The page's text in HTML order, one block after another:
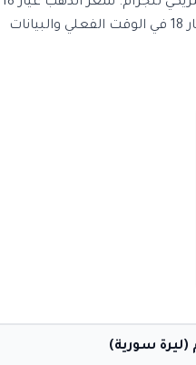
يمثل 75.00% محتوى ذهب خالص، مما يجعله جيد لـ صناعة المجوهرات. ابق على اطلاع بأسعار الذهب عيار 18 في الوقت الفعلي والبيانات
(ليرة سورية)